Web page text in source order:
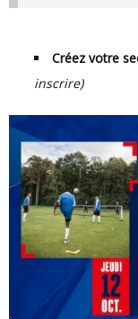
Créez votre
inscrire)